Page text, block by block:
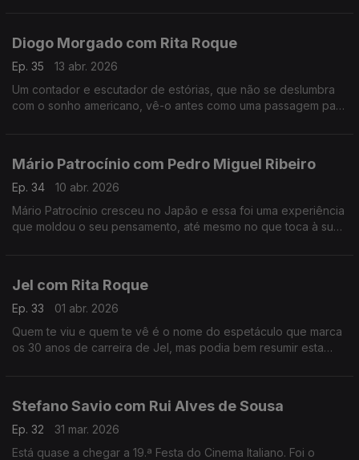
Diogo Morgado com Rita Roque
Ep. 35
13 abr. 2026
Um contador e escutador de estórias, que não se deslumbra
com o sonho americano, vê-o antes como uma passagem para
Mário Patrocínio com Pedro Miguel Ribeiro
Ep. 34
10 abr. 2026
Mário Patrocínio cresceu no Japão e essa foi uma experiência
que moldou o seu pensamento, até mesmo no que toca à sua
Jel com Rita Roque
Ep. 33
01 abr. 2026
Quem te viu e quem te vê é o nome do espetáculo que marca
os 30 anos de carreira de Jel, mas podia bem resumir esta
Stefano Savio com Rui Alves de Sousa
Ep. 32
31 mar. 2026
Está quase a chegar a 19.ª Festa do Cinema Italiano. Foi o